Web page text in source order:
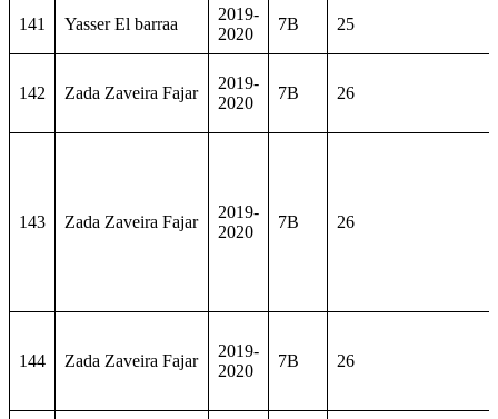
141 Yasser El barraa
2019-
2020
7B 25
142 Zada Zaveira Fajar
2019-
2020
7B 26
143 Zada Zaveira Fajar
2019-
2020
7B 26
144 Zada Zaveira Fajar
2019-
2020
7B 26